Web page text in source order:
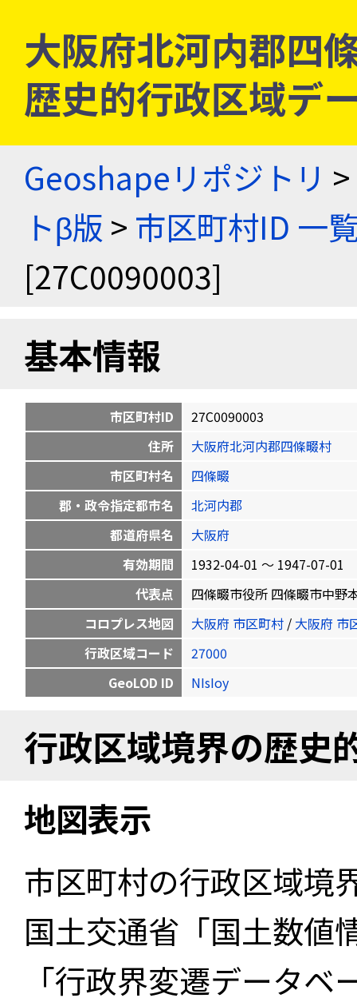
大阪府北河内郡四
歴史的行政区域デ
Geoshapeリポジトリ >
トβ版 > 市区町村ID 一
[27C0090003]
基本情報
市区町村ID
27C0090003
住所
大阪府北河内郡四條畷村
市区町村名
四條畷
郡・政令指定都市名
北河内郡
都道府県名
大阪府
有効期間
1932-04-01 〜 1947-07-01
代表点
四條畷市役所 四條畷市中野
コロプレス地図
大阪府 市区町村 / 大阪府 市
行政区域コード
27000
GeoLOD ID
NIsIoy
行政区域境界の歴史
地図表示
市区町村の行政区域境
国土交通省「国土数値
「行政界変遷データ